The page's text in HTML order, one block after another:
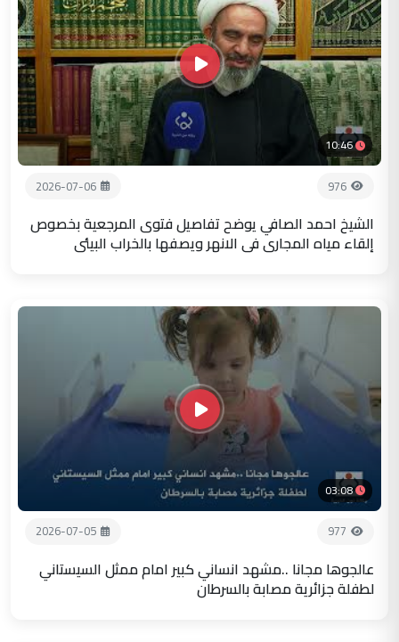
10:46
976
2026-07-06
الشيخ احمد الصافي يوضح تفاصيل فتوى المرجعية بخصوص
إلقاء مياه المجاري في الانهر ويصفها بالخراب البيئي
03:08
977
2026-07-05
عالجوها مجانا ..مشهد انساني كبير امام ممثل السيستاني
لطفلة جزائرية مصابة بالسرطان